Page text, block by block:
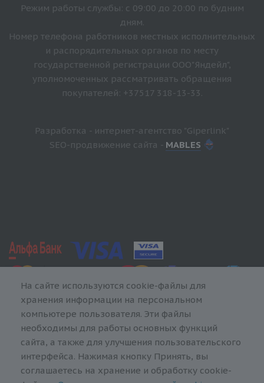
Режим работы службы: с 09:00 до 20:00 по будним
дням.
Номер телефона работников местных исполнительных
и распорядительных органов по месту
государственной регистрации ООО"Яндейл",
уполномоченных рассматривать обращения
покупателей: +37517 318-13-33.
Разработка - интернет-агентство "Giperlink"
SEO-продвижение сайта - MABLES
На сайте используются cookie-файлы для
хранения информации на персональном
компьютере пользователя. Эти файлы
необходимы для работы основных функций
сайта, а также для улучшения пользовательского
интерфейса. Нажимая кнопку Принять, вы
соглашаетесь на хранение и обработку cookie-